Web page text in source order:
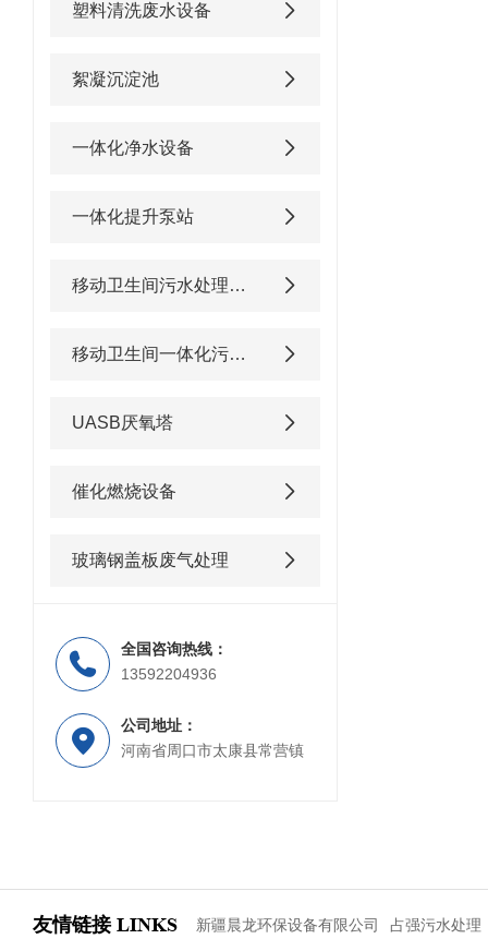
塑料清洗废水设备
絮凝沉淀池
一体化净水设备
一体化提升泵站
移动卫生间污水处理设备
移动卫生间一体化污水处理设备
UASB厌氧塔
催化燃烧设备
玻璃钢盖板废气处理
全国咨询热线：
13592204936
公司地址：
河南省周口市太康县常营镇
友情链接 LINKS 新疆晨龙环保设备有限公司 占强污水处理